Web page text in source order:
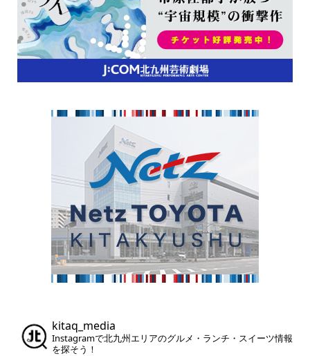
kitaq_media
Instagramで北九州エリアのグルメ・ランチ・スイーツ情報
を探そう！